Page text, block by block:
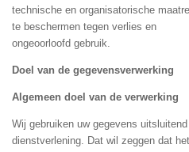
technische en organisatorische
te beschermen tegen verlies en
ongeoorloofd gebruik.
Doel van de gegevensverwerking
Algemeen doel van de verwerking
Wij gebruiken uw gegevens
dienstverlening. Dat wil zeggen dat